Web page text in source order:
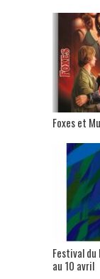
Foxes et
Festival
au 10 avril